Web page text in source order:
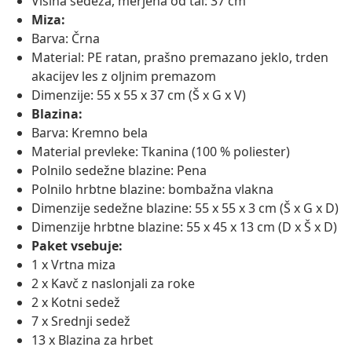
Miza:
Barva: Črna
Material: PE ratan, prašno premazano jeklo, trden
akacijev les z oljnim premazom
Dimenzije: 55 x 55 x 37 cm (Š x G x V)
Blazina:
Barva: Kremno bela
Material prevleke: Tkanina (100 % poliester)
Polnilo sedežne blazine: Pena
Polnilo hrbtne blazine: bombažna vlakna
Dimenzije sedežne blazine: 55 x 55 x 3 cm (Š x G x D)
Dimenzije hrbtne blazine: 55 x 45 x 13 cm (D x Š x D)
Paket vsebuje:
1 x Vrtna miza
2 x Kavč z naslonjali za roke
2 x Kotni sedež
7 x Srednji sedež
13 x Blazina za hrbet